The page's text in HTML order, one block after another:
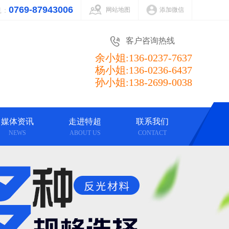
0769-87943006 网站地图 添加微信
客户咨询热线
余小姐:136-0237-7637
杨小姐:136-0236-6437
孙小姐:138-2699-0038
媒体资讯
NEWS
公司动态 技术
支持
常见问题
走进特超
ABOUT US
实景 荣誉证书
合作伙伴 视频
中心
联系我们
CONTACT
CLICK MORE